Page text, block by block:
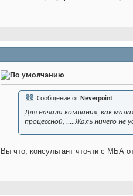
Сообщение от Neverpoint
Для начала компания, как
процессной, .....Жаль ничего не
Вы что, консультант что-ли с МБА